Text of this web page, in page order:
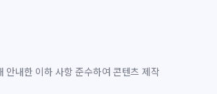
안내한 이하 사항 준수하여 콘텐츠 제작